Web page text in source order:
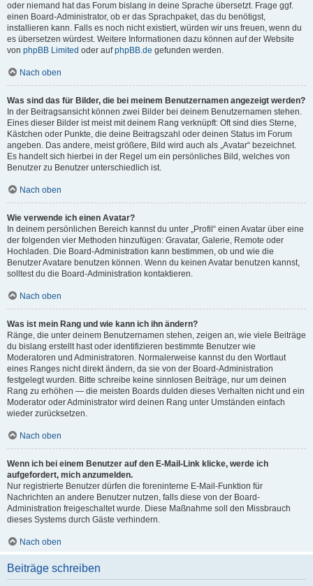
oder niemand hat das Forum bislang in deine Sprache übersetzt. Frage ggf.
einen Board-Administrator, ob er das Sprachpaket, das du benötigst,
installieren kann. Falls es noch nicht existiert, würden wir uns freuen, wenn du
es übersetzen würdest. Weitere Informationen dazu können auf der Website
von phpBB Limited oder aufphpBB.de gefunden werden.
Nach oben
Was sind das für Bilder, die bei meinem Benutzernamen angezeigt werden?
In der Beitragsansicht können zwei Bilder bei deinem Benutzernamen stehen.
Eines dieser Bilder ist meist mit deinem Rang verknüpft: Oft sind dies Sterne,
Kästchen oder Punkte, die deine Beitragszahl oder deinen Status im Forum
angeben. Das andere, meist größere, Bild wird auch als „Avatar“ bezeichnet.
Es handelt sich hierbei in der Regel um ein persönliches Bild, welches von
Benutzer zu Benutzer unterschiedlich ist.
Nach oben
Wie verwende ich einen Avatar?
In deinem persönlichen Bereich kannst du unter „Profil“ einen Avatar über eine
der folgenden vier Methoden hinzufügen: Gravatar, Galerie, Remote oder
Hochladen. Die Board-Administration kann bestimmen, ob und wie die
Benutzer Avatare benutzen können. Wenn du keinen Avatar benutzen kannst,
solltest du die Board-Administration kontaktieren.
Nach oben
Was ist mein Rang und wie kann ich ihn ändern?
Ränge, die unter deinem Benutzernamen stehen, zeigen an, wie viele Beiträge
du bislang erstellt hast oder identifizieren bestimmte Benutzer wie
Moderatoren und Administratoren. Normalerweise kannst du den Wortlaut
eines Ranges nicht direkt ändern, da sie von der Board-Administration
festgelegt wurden. Bitte schreibe keine sinnlosen Beiträge, nur um deinen
Rang zu erhöhen — die meisten Boards dulden dieses Verhalten nicht und ein
Moderator oder Administrator wird deinen Rang unter Umständen einfach
wieder zurücksetzen.
Nach oben
Wenn ich bei einem Benutzer auf den E-Mail-Link klicke, werde ich
aufgefordert, mich anzumelden.
Nur registrierte Benutzer dürfen die foreninterne E-Mail-Funktion für
Nachrichten an andere Benutzer nutzen, falls diese von der Board-
Administration freigeschaltet wurde. Diese Maßnahme soll den Missbrauch
dieses Systems durch Gäste verhindern.
Nach oben
Beiträge schreiben